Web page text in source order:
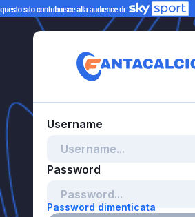
Password dimenticata